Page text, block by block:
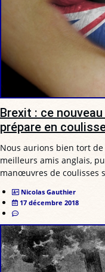
Brexit : ce
prépare en
Nous aurions bien tort
meilleurs amis anglais,
manœuvres de coulisses
Nicolas Gauthier
17 décembre 2018